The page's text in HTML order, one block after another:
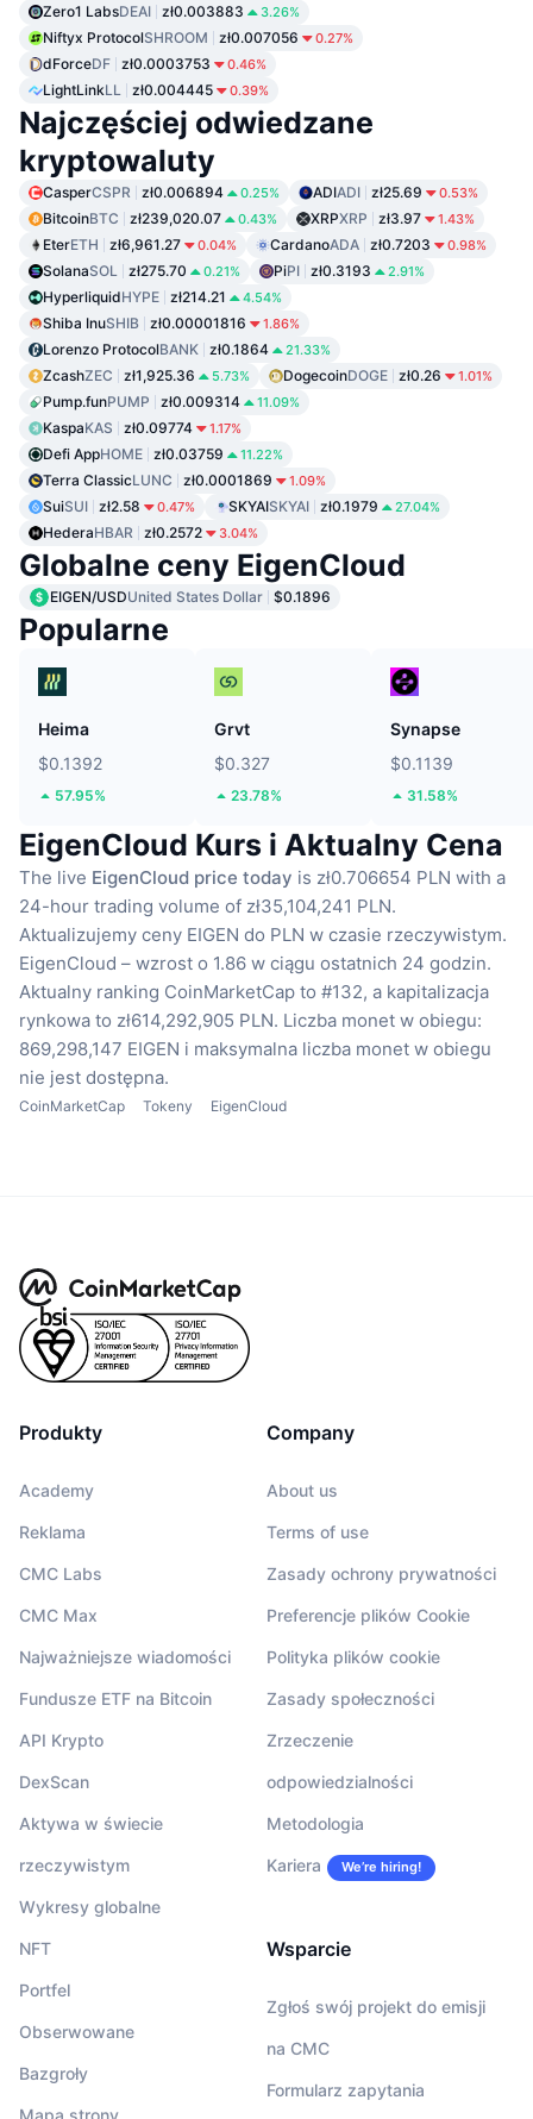
Zero1 LabsDEAI zł0.003883 3.26%
Niftyx ProtocolSHROOM zł0.007056 0.27%
dForceDF zł0.0003753 0.46%
LightLinkLL zł0.004445 0.39%
Najczęściej odwiedzane
kryptowaluty
CasperCSPR zł0.006894 0.25% ADIADI zł25.69 0.53%
BitcoinBTC zł239,020.07 0.43% XRPXRP zł3.97 1.43%
EterETH zł6,961.27 0.04% CardanoADA zł0.7203 0.98%
SolanaSOL zł275.70 0.21% PiPI zł0.3193 2.91%
HyperliquidHYPE zł214.21 4.54%
Shiba InuSHIB zł0.00001816 1.86%
Lorenzo ProtocolBANK zł0.1864 21.33%
ZcashZEC zł1,925.36 5.73% DogecoinDOGE zł0.26 1.01%
Pump.funPUMP zł0.009314 11.09%
KaspaKAS zł0.09774 1.17%
Defi AppHOME zł0.03759 11.22%
Terra ClassicLUNC zł0.0001869 1.09%
SuiSUI zł2.58 0.47% SKYAISKYAI zł0.1979 27.04%
HederaHBAR zł0.2572 3.04%
Globalne ceny EigenCloud
EIGEN/USDUnited States Dollar $0.1896
Popularne
Heima
$0.1392
57.95%
Grvt
$0.327
23.78%
Synapse
$0.1139
31.58%
EigenCloud Kurs i Aktualny Cena
The live EigenCloud price today is zł0.706654 PLN with a
24-hour trading volume of zł35,104,241 PLN.
Aktualizujemy ceny EIGEN do PLN w czasie rzeczywistym.
EigenCloud – wzrost o 1.86 w ciągu ostatnich 24 godzin.
Aktualny ranking CoinMarketCap to #132, a kapitalizacja
rynkowa to zł614,292,905 PLN. Liczba monet w obiegu:
869,298,147 EIGEN i maksymalna liczba monet w obiegu
nie jest dostępna.
CoinMarketCap Tokeny EigenCloud
Produkty
Academy
Reklama
CMC Labs
CMC Max
Najważniejsze wiadomości
Fundusze ETF na Bitcoin
API Krypto
DexScan
Aktywa w świecie
rzeczywistym
Wykresy globalne
NFT
Portfel
Obserwowane
Bazgroły
Mapa strony
Company
About us
Terms of use
Zasady ochrony prywatności
Preferencje plików Cookie
Polityka plików cookie
Zasady społeczności
Zrzeczenie
odpowiedzialności
Metodologia
Kariera We’re hiring!
Wsparcie
Zgłoś swój projekt do emisji
na CMC
Formularz zapytania